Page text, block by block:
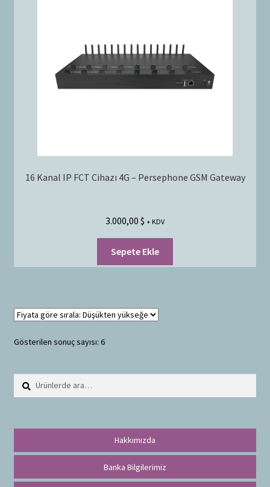
16 Kanal IP FCT Cihazı 4G – Persephone GSM Gateway
3.000,00 $ + KDV
Sepete Ekle
Gösterilen sonuç sayısı: 6
Ara:
Hakkımızda
Banka Bilgilerimiz